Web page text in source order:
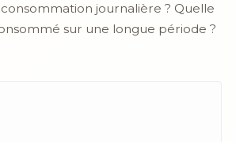
consommation journalière ? Quelle
sur une longue période ?